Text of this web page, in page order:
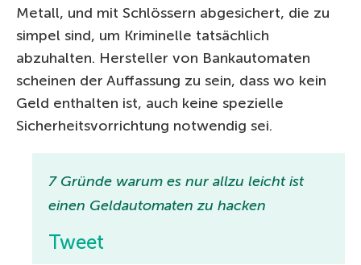
Metall, und mit Schlössern abgesichert, die zu
simpel sind, um Kriminelle tatsächlich
abzuhalten. Hersteller von Bankautomaten
scheinen der Auffassung zu sein, dass wo kein
Geld enthalten ist, auch keine spezielle
Sicherheitsvorrichtung notwendig sei.
7 Gründe warum es nur allzu leicht ist
einen Geldautomaten zu hacken
Tweet